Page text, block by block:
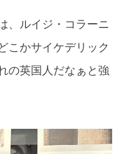
、ルイジ・コラーニ
こかサイケデリック
の英国人だなぁと強